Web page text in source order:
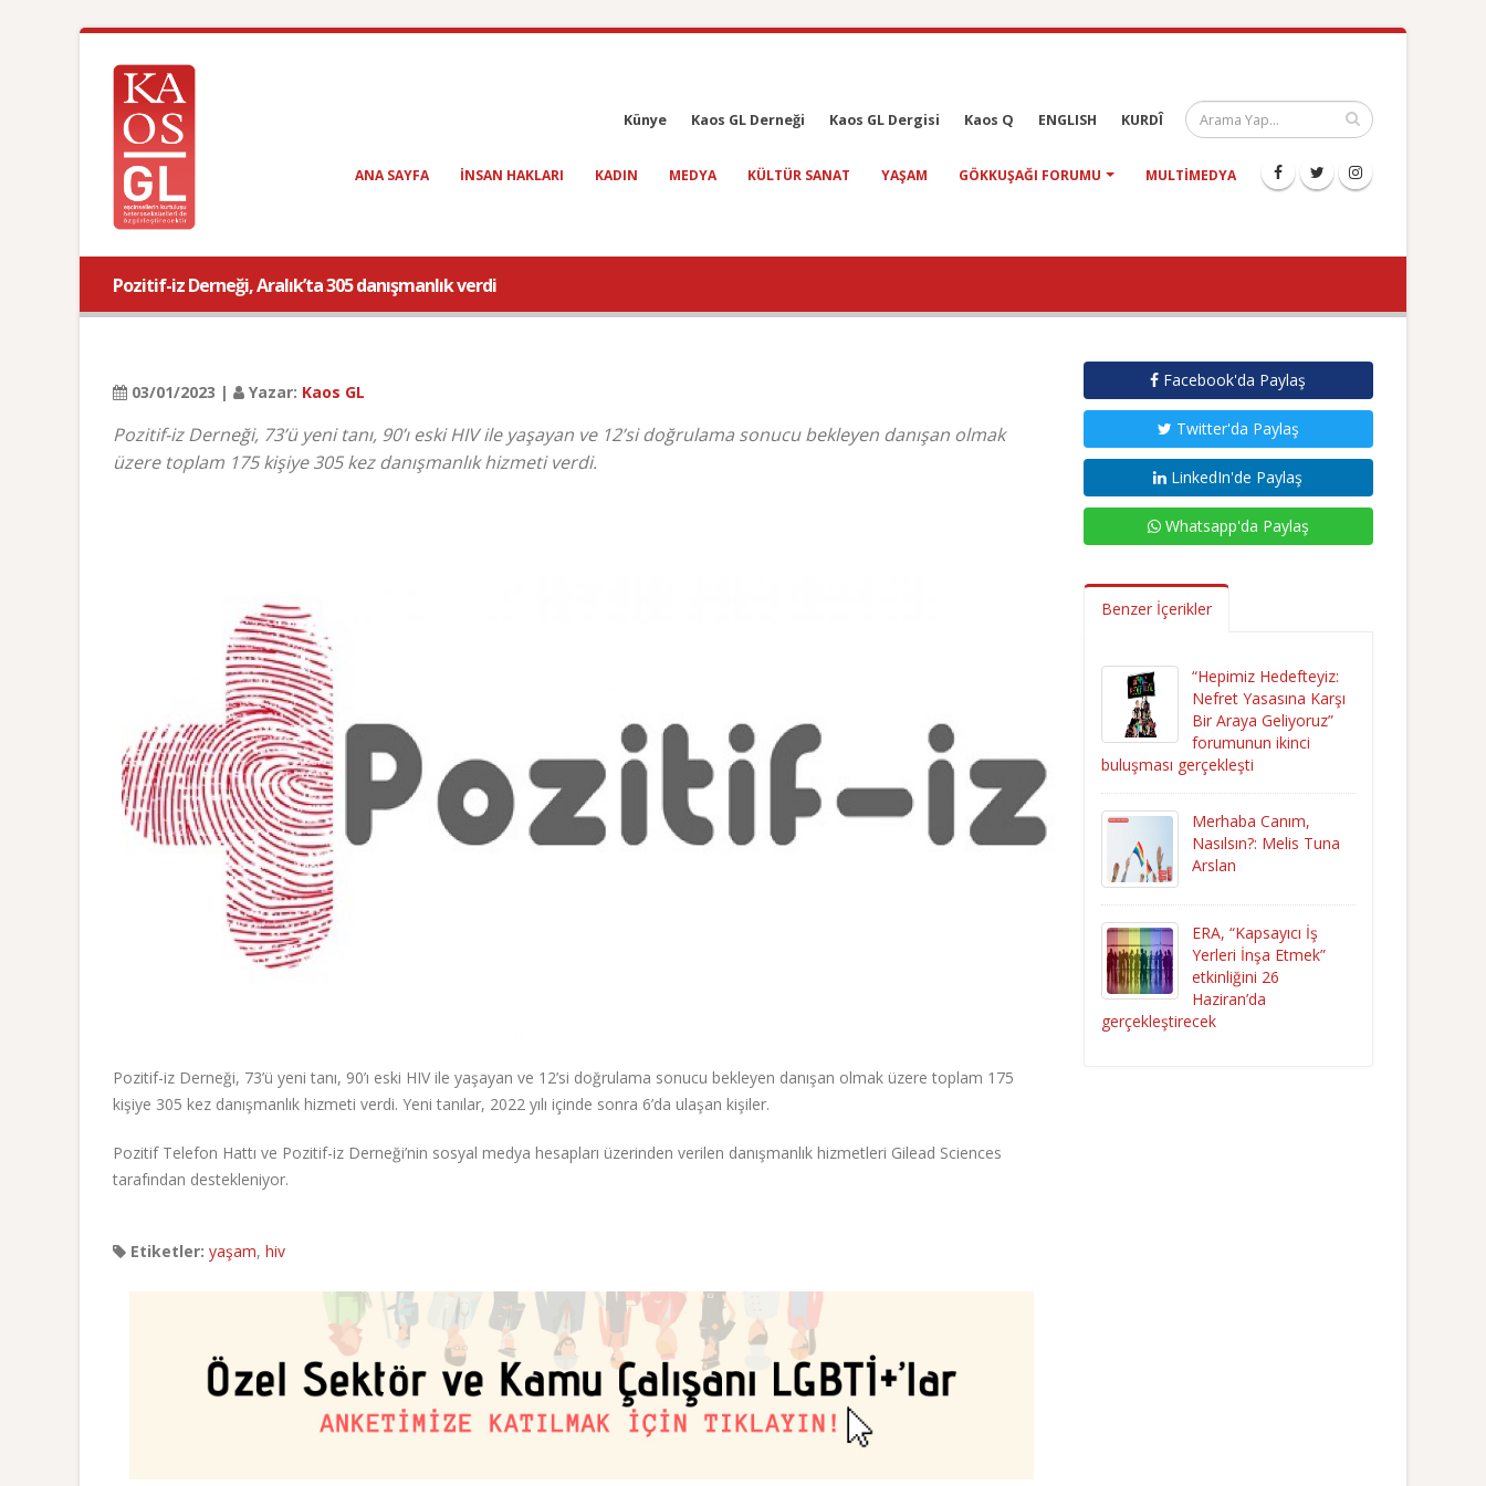
Künye Kaos GL Derneği Kaos GL Dergisi Kaos Q ENGLISH KURDÎ
ANA SAYFA INSAN HAKLARI KADIN MEDYA KÜLTÜR SANAT YAŞAM GÖKKUŞAĞI FORUMU MULTIMEDYA
Pozitif-iz Derneği, Aralık’ta 305 danışmanlık verdi
03/01/2023 | Yazar: Kaos GL
Pozitif-iz Derneği, 73’ü yeni tanı, 90’ı eski HIV ile yaşayan ve 12’si doğrulama sonucu bekleyen danışan olmak
üzere toplam 175 kişiye 305 kez danışmanlık hizmeti verdi.
Pozitif-iz Derneği, 73’ü yeni tanı, 90’ı eski HIV ile yaşayan ve 12’si doğrulama sonucu bekleyen danışan olmak üzere toplam 175
kişiye 305 kez danışmanlık hizmeti verdi. Yeni tanılar, 2022 yılı içinde sonra 6’da ulaşan kişiler.
Pozitif Telefon Hattı ve Pozitif-iz Derneği’nin sosyal medya hesapları üzerinden verilen danışmanlık hizmetleri Gilead Sciences
tarafından destekleniyor.
Etiketler: yaşam, hiv
Facebook'da Paylaş
Twitter'da Paylaş
LinkedIn'de Paylaş
Whatsapp'da Paylaş
Benzer İçerikler
“Hepimiz Hedefteyiz:
Nefret Yasasına Karşı
Bir Araya Geliyoruz”
forumunun ikinci
buluşması gerçekleşti
Merhaba Canım,
Nasılsın?: Melis Tuna
Arslan
ERA, “Kapsayıcı İş
Yerleri İnşa Etmek”
etkinliğini 26
Haziran’da
gerçekleştirecek